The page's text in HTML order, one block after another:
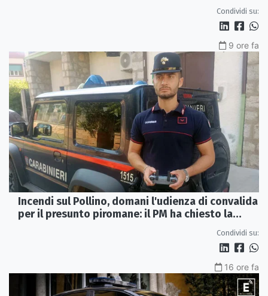
Condividi su:
9 ore fa
Incendi sul Pollino, domani l'udienza di convalida
per il presunto piromane: il PM ha chiesto la
Condividi su:
16 ore fa